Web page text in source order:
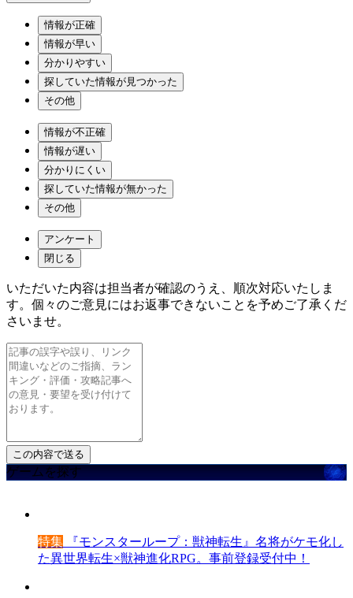
情報が正確
情報が早い
分かりやすい
探していた情報が見つかった
その他
情報が不正確
情報が遅い
分かりにくい
探していた情報が無かった
その他
アンケート
閉じる
いただいた内容は担当者が確認のうえ、順次対応いたしま
す。個々のご意見にはお返事できないことを予めご了承くだ
さいませ。
ゲームを探す
特集 『モンスターループ：獣神転生』名将がケモ化し
た異世界転生×獣神進化RPG。事前登録受付中！